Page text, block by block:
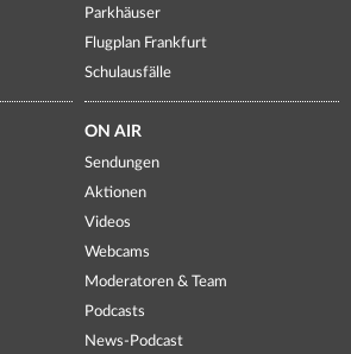
Parkhäuser
Flugplan Frankfurt
Schulausfälle
ON AIR
Sendungen
Aktionen
Videos
Webcams
Moderatoren & Team
Podcasts
News-Podcast